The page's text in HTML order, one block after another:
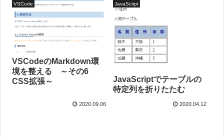
VSCode
VSCodeのMarkdown環
境を整える ～その6
CSS拡張～
2020.09.06
JavaScript
JavaScriptでテーブルの
特定列を折りたたむ
2020.04.12